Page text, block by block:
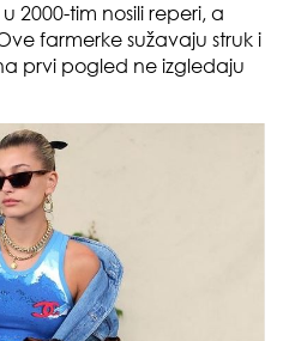
2000-tim nosili reperi, a
farmerke sužavaju struk i
prvi pogled ne izgledaju